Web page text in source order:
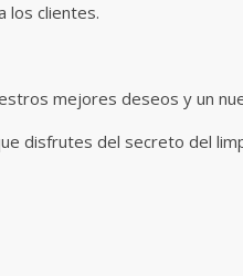
los clientes.
mejores deseos y un
disfrutes del secreto del